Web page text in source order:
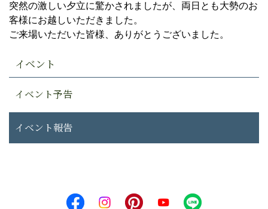
突然の激しい夕立に驚かされましたが、両日とも大勢のお
客様にお越しいただきました。
ご来場いただいた皆様、ありがとうございました。
イベント
イベント予告
イベント報告